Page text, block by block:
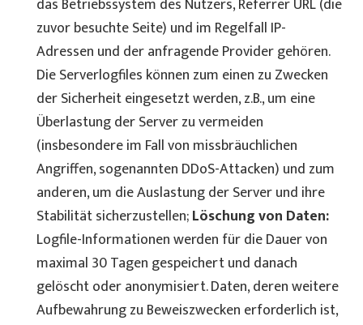
zuvor besuchte Seite) und im Regelfall IP-
Adressen und der anfragende Provider gehören.
Die Serverlogfiles können zum einen zu Zwecken
der Sicherheit eingesetzt werden, z.B., um eine
Überlastung der Server zu vermeiden
(insbesondere im Fall von missbräuchlichen
Angriffen, sogenannten DDoS-Attacken) und zum
anderen, um die Auslastung der Server und ihre
Stabilität sicherzustellen;Löschung von Daten:
Logfile-Informationen werden für die Dauer von
maximal 30 Tagen gespeichert und danach
gelöscht oder anonymisiert. Daten, deren weitere
Aufbewahrung zu Beweiszwecken erforderlich ist,